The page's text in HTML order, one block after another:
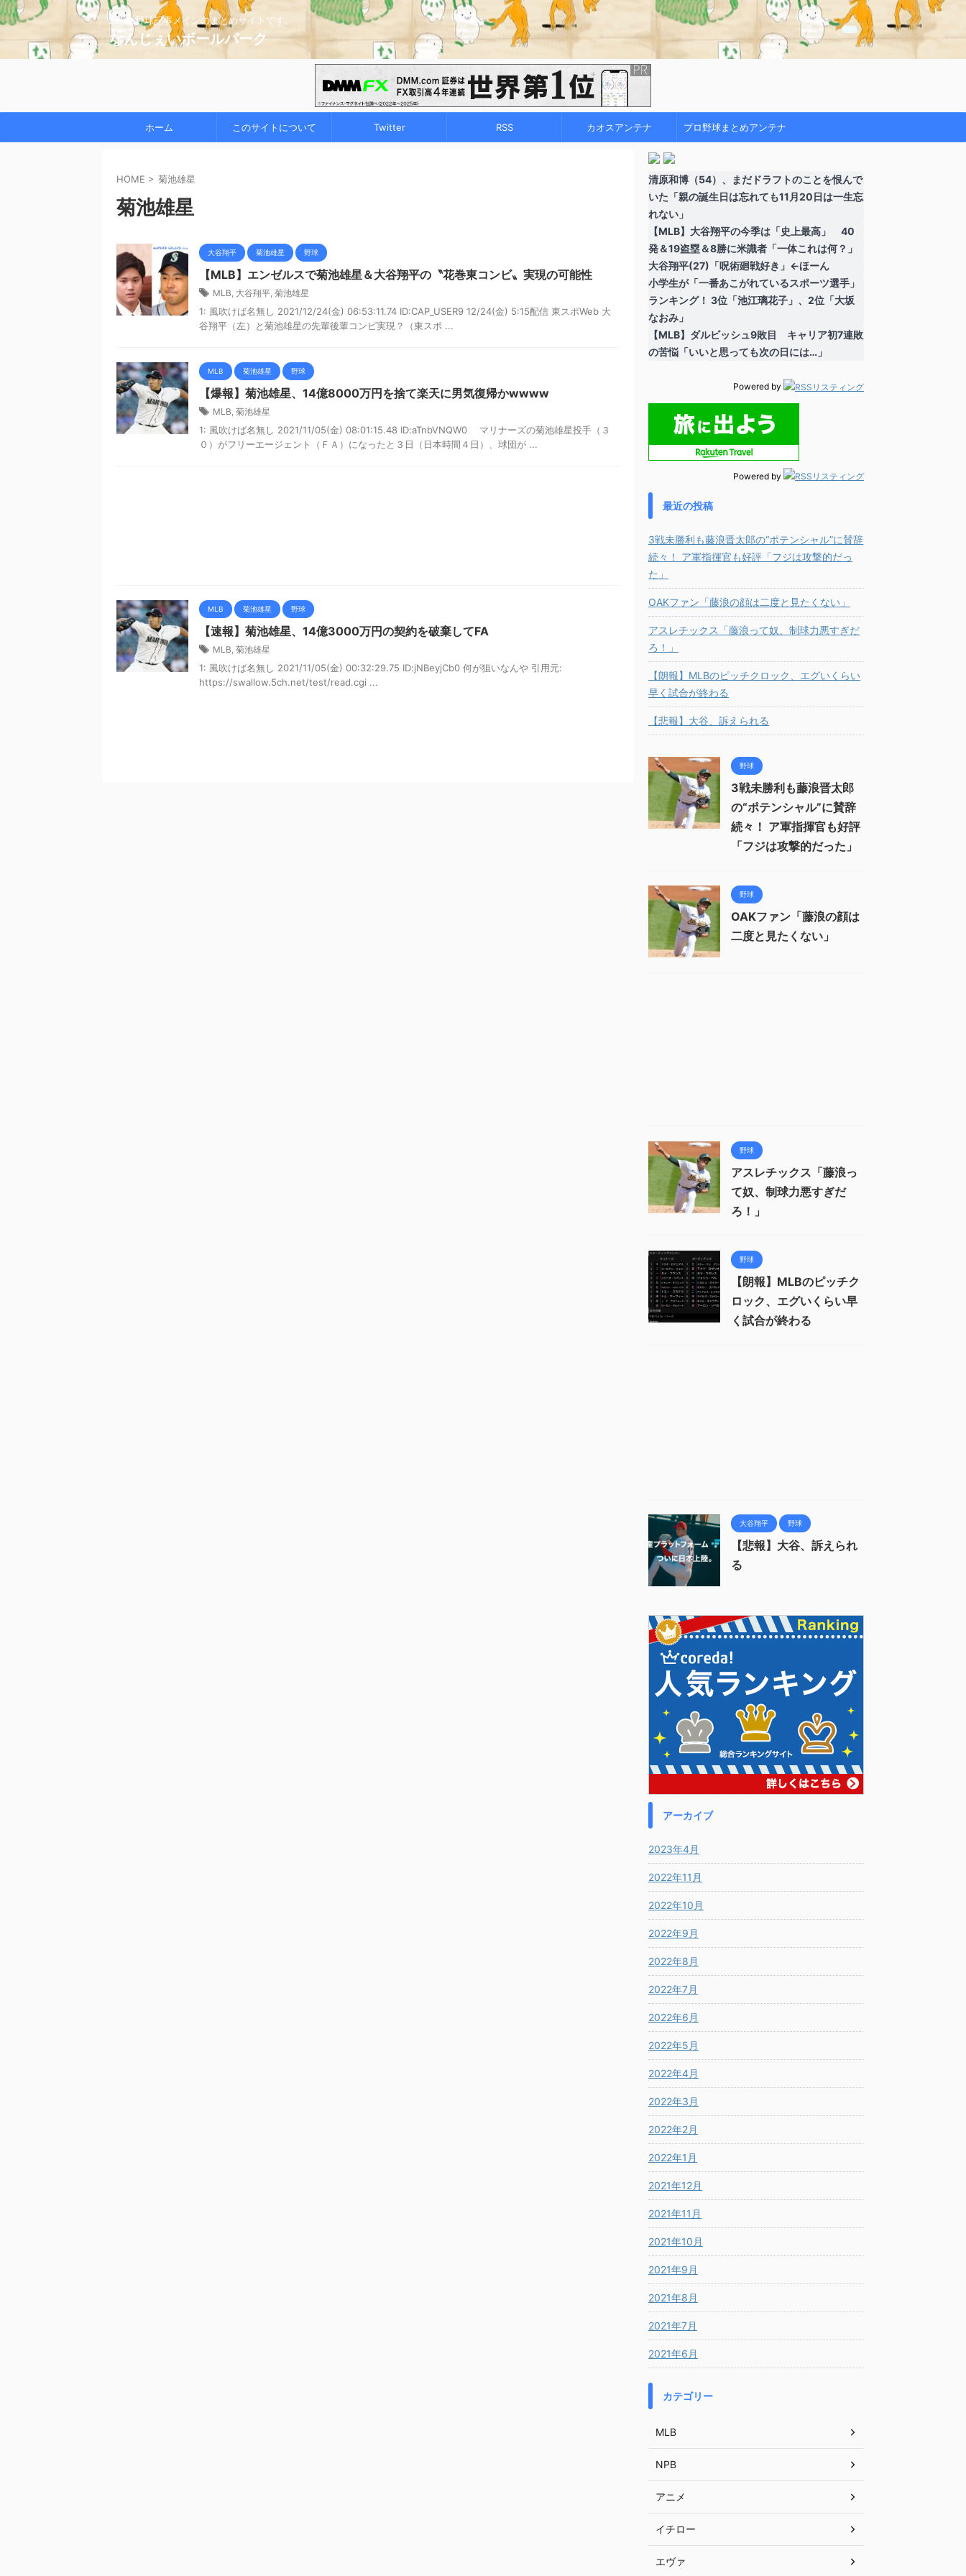
2chの野球記事メインのまとめサイトです。
なんじぇいボールパーク
ホーム このサイトについて Twitter RSS カオスアンテナ プロ野球まとめアンテナ
HOME > 菊池雄星
菊池雄星
大谷翔平 菊池雄星 野球
【MLB】エンゼルスで菊池雄星＆大谷翔平の〝花巻東コンビ〟実現の可能性
MLB, 大谷翔平, 菊池雄星
1: 風吹けば名無し 2021/12/24(金) 06:53:11.74 ID:CAP_USER9 12/24(金) 5:15配信 東スポWeb 大
谷翔平（左）と菊池雄星の先輩後輩コンビ実現？（東スポ ...
MLB 菊池雄星 野球
【爆報】菊池雄星、14億8000万円を捨て楽天に男気復帰かwwww
MLB, 菊池雄星
1: 風吹けば名無し 2021/11/05(金) 08:01:15.48 ID:aTnbVNQW0 マリナーズの菊池雄星投手（３
０）がフリーエージェント（ＦＡ）になったと３日（日本時間４日）、球団が ...
MLB 菊池雄星 野球
【速報】菊池雄星、14億3000万円の契約を破棄してFA
MLB, 菊池雄星
1: 風吹けば名無し 2021/11/05(金) 00:32:29.75 ID:jNBeyjCb0 何が狙いなんや 引用元:
https://swallow.5ch.net/test/read.cgi ...
清原和博（54）、まだドラフトのことを恨んで
いた「親の誕生日は忘れても11月20日は一生忘
れない」
【MLB】大谷翔平の今季は「史上最高」 40
発＆19盗塁＆8勝に米識者「一体これは何？」
大谷翔平(27)「呪術廻戦好き」←ほーん
小学生が「一番あこがれているスポーツ選手」
ランキング！ 3位「池江璃花子」、2位「大坂
なおみ」
【MLB】ダルビッシュ9敗目 キャリア初7連敗
の苦悩「いいと思っても次の日には…」
Powered by
Powered by
最近の投稿
3戦未勝利も藤浪晋太郎の“ポテンシャル”に賛辞
続々！ ア軍指揮官も好評「フジは攻撃的だっ
た」
OAKファン「藤浪の顔は二度と見たくない」
アスレチックス「藤浪って奴、制球力悪すぎだ
ろ！」
【朗報】MLBのピッチクロック、エグいくらい
早く試合が終わる
【悲報】大谷、訴えられる
野球
3戦未勝利も藤浪晋太郎
の“ポテンシャル”に賛辞
続々！ ア軍指揮官も好評
「フジは攻撃的だった」
野球
OAKファン「藤浪の顔は
二度と見たくない」
野球
アスレチックス「藤浪っ
て奴、制球力悪すぎだ
ろ！」
野球
【朗報】MLBのピッチク
ロック、エグいくらい早
く試合が終わる
大谷翔平 野球
【悲報】大谷、訴えられ
る
アーカイブ
2023年4月
2022年11月
2022年10月
2022年9月
2022年8月
2022年7月
2022年6月
2022年5月
2022年4月
2022年3月
2022年2月
2022年1月
2021年12月
2021年11月
2021年10月
2021年9月
2021年8月
2021年7月
2021年6月
カテゴリー
MLB
NPB
アニメ
イチロー
エヴァ